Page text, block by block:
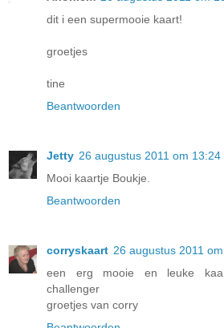
dit i een supermooie kaart!
groetjes
tine
Beantwoorden
Jetty 26 augustus 2011 om 13:24
Mooi kaartje Boukje.
Beantwoorden
corryskaart 26 augustus 2011
een erg mooie en leuke
challenger
groetjes van corry